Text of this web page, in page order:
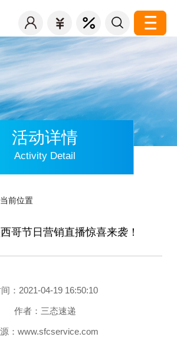
活动详情
Activity Detail
当前位置
哥节日营销直播惊喜来袭！
：2021-04-19 16:50:10
作者：三态速递
：www.sfcservice.com